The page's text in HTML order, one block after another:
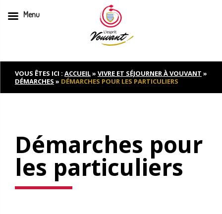
to
contentVOUS ÊTES ICI : ACCUEIL» VIVRE ET SÉJOURNER À VOUVANT »
DÉMARCHES » DÉMARCHES POUR LES PARTICULIERS
Démarches pour
les particuliers
Menu